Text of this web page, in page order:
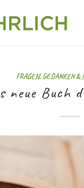
FRAGEN, GEDANKEN
neue Buch